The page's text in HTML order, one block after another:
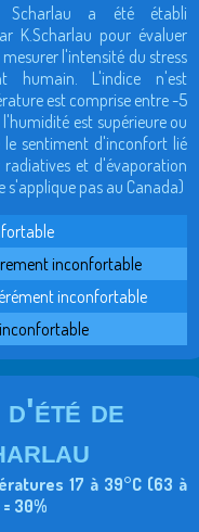
Scharlau a été établi
K.Scharlau pour évaluer
l'intensité du stress
humain. L'indice n'est
est comprise entre -5
est supérieure ou
le sentiment d'inconfort lié
et d'évaporation
s'applique pas au Canada)
inconfortable
inconfortable
d'été de
17 à 39°C (63 à
30%